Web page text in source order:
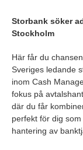
Storbank söker
Stockholm
Här får du
Sveriges ledande
inom Cash
fokus på
där du får
perfekt för dig
hantering av